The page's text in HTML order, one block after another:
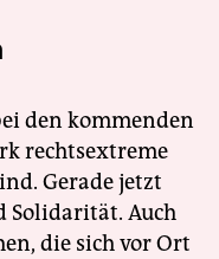
den kommenden
rechtsextreme
Gerade jetzt
Solidarität. Auch
die sich vor Ort